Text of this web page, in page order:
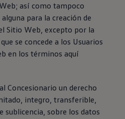
así como tampoco
para la creación de
Sitio Web, excepto por la
se concede a los Usuarios
en los términos aquí
Concesionario un derecho
integro, transferible,
sublicencia, sobre los datos